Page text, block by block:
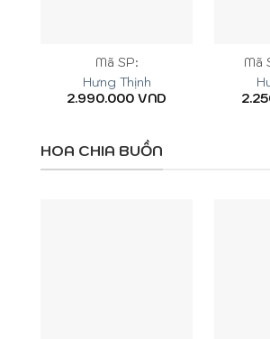
Mã SP:
Hưng Thịnh
2.990.000 VND
Mã
HOA CHIA BUỒN